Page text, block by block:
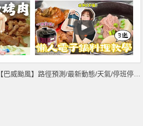
【巴威颱風】路徑預測/最新動態/天氣/停班停課資訊一次看！